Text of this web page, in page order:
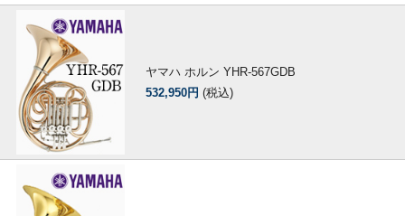
ヤマハ ホルン YHR-567GDB
532,950円 (税込)